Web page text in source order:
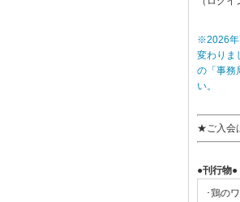
※2026年
変わりま
の「事務
い。
★ご入会
●刊行物●
･鶏の